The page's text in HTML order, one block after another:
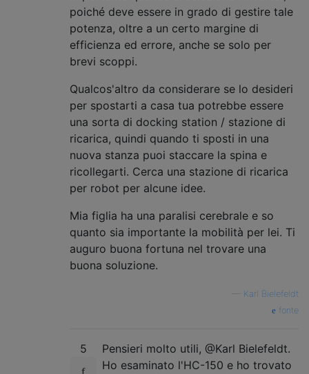
poiché deve essere in grado di gestire tale
potenza, oltre a un certo margine di
efficienza ed errore, anche se solo per
brevi scoppi.
Qualcos'altro da considerare se lo desideri
per spostarti a casa tua potrebbe essere
una sorta di docking station / stazione di
ricarica, quindi quando ti sposti in una
nuova stanza puoi staccare la spina e
ricollegarti. Cerca una stazione di ricarica
per robot per alcune idee.
Mia figlia ha una paralisi cerebrale e so
quanto sia importante la mobilità per lei. Ti
auguro buona fortuna nel trovare una
buona soluzione.
Karl Bielefeldt
fonte
5
Pensieri molto utili, @Karl Bielefeldt.
Ho esaminato l'HC-150 e ho trovato